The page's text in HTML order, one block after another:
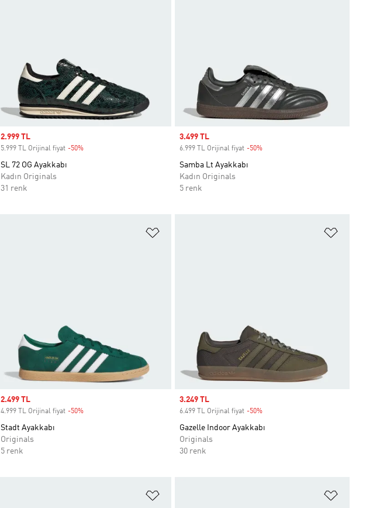
Sale price
2.999 TL
5.999 TL Orijinal fiyat -50%
SL 72 OG Ayakkabı
Kadın Originals
31 renk
Sale price
3.499 TL
6.999 TL Orijinal fiyat -50%Discount
Samba Lt Ayakkabı
Kadın Originals
5 renk
Sale price
2.499 TL
4.999 TL Orijinal fiyat -50%
Stadt Ayakkabı
Originals
5 renk
Sale price
3.249 TL
6.499 TL Orijinal fiyat -50%Discount
Gazelle Indoor Ayakkabı
Originals
30 renk